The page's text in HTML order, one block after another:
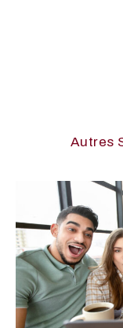
Autres